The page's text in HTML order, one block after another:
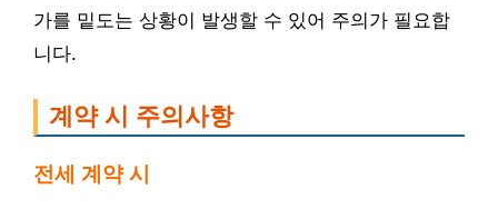
가를 밑도는 상황이 발생할 수 있어 주의가 필요합
니다.
계약 시 주의사항
전세 계약 시